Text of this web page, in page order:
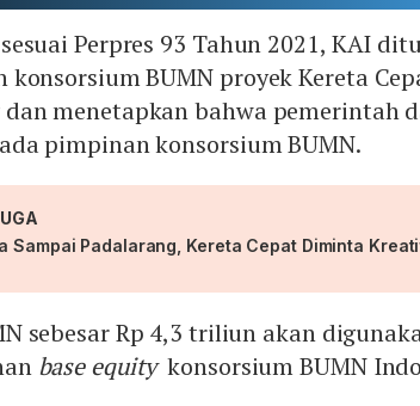
Perpres 93 Tahun 2021, KAI
BUMN proyek Kereta
dan menetapkan bahwa pemerintah
pimpinan konsorsium BUMN.
Sampai Padalarang, Kereta Cepat Diminta
sebesar Rp 4,3 triliun akan
base equitykonsorsium BUMN